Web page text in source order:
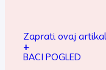
Zaprati ovaj
+
BACI POGLED